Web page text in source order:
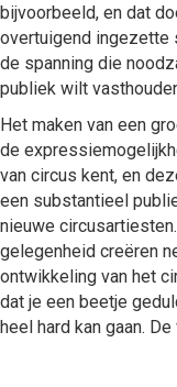
bijvoorbeeld, en dat
overtuigend ingezette
de spanning die
publiek wilt
Het maken van een
de
van circus kent, en
een substantieel
nieuwe
gelegenheid creëren
ontwikkeling van het
dat je een beetje
heel hard kan gaan.